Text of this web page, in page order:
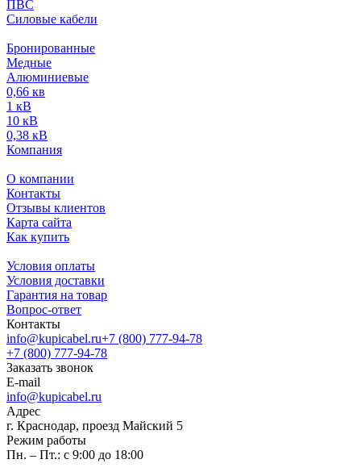
ПВС
Силовые кабели
Бронированные
Медные
Алюминиевые
0,66 кв
1 кВ
10 кВ
0,38 кВ
Компания
О компании
Контакты
Отзывы клиентов
Карта сайта
Как купить
Условия оплаты
Условия доставки
Гарантия на товар
Вопрос-ответ
Контакты
info@kupicabel.ru+7 (800) 777-94-78
+7 (800) 777-94-78
Заказать звонок
E-mail
info@kupicabel.ru
Адрес
г. Краснодар, проезд Майский 5
Режим работы
Пн. – Пт.: с 9:00 до 18:00